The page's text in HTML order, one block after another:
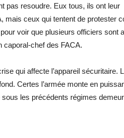
pas resoudre. Eux tous, ils ont leur
mais ceux qui tentent de protester
voir que plusieurs officiers sont
caporal-chef des FACA.
qui affecte l’appareil sécuritaire.
Certes l’armée monte en
les précédents régimes